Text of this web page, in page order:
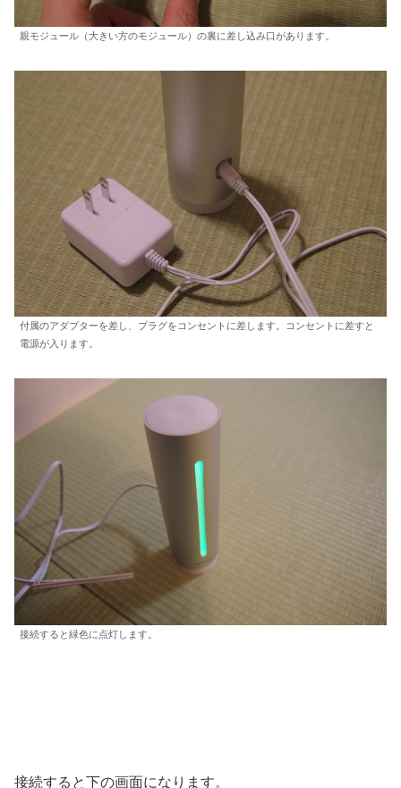
親モジュール（大きい方のモジュール）の裏に差し込み口があります。
付属のアダプターを差し、プラグをコンセントに差します。コンセントに差すと
電源が入ります。
接続すると緑色に点灯します。
接続すると下の画面になります。